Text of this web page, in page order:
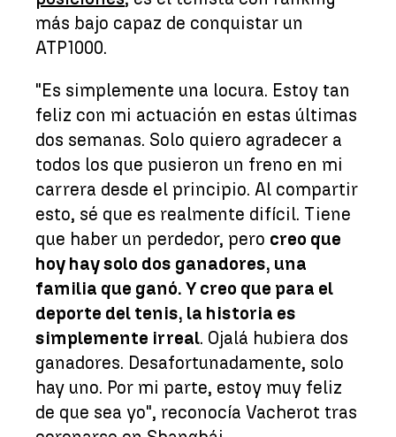
más bajo capaz de conquistar un
ATP1000.
"Es simplemente una locura. Estoy tan
feliz con mi actuación en estas últimas
dos semanas. Solo quiero agradecer a
todos los que pusieron un freno en mi
carrera desde el principio. Al compartir
esto, sé que es realmente difícil. Tiene
que haber un perdedor, pero creo que
hoy hay solo dos ganadores, una
familia que ganó. Y creo que para el
deporte del tenis, la historia es
simplemente irreal. Ojalá hubiera dos
ganadores. Desafortunadamente, solo
hay uno. Por mi parte, estoy muy feliz
de que sea yo", reconocía Vacherot tras